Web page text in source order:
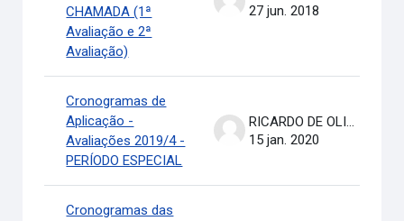
CHAMADA (1ª
Avaliação e 2ª
Avaliação)
27 jun. 2018
Cronogramas de
Aplicação -
Avaliações 2019/4 -
PERÍODO ESPECIAL
RICARDO DE OLIVEIRA BRASIL COSTA
15 jan. 2020
Cronogramas das